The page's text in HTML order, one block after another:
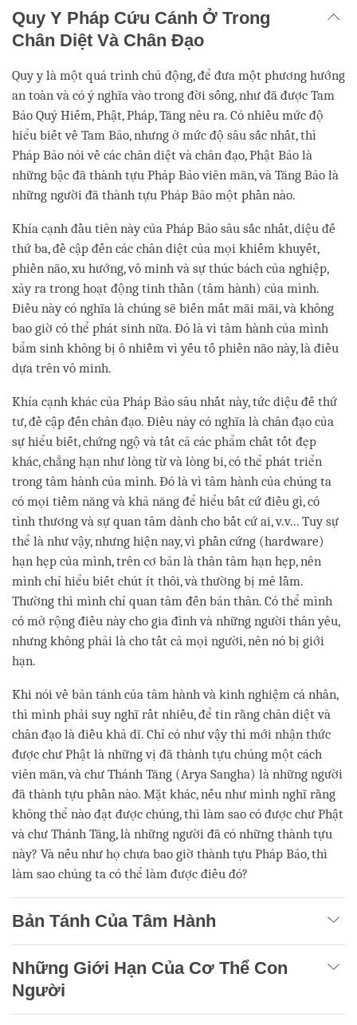
Quy Y Pháp Cứu Cánh Ở Trong
Chân Diệt Và Chân Đạo
Quy y là một quá trình chủ động, để đưa một phương hướng
an toàn và có ý nghĩa vào trong đời sống, như đã được Tam
Bảo Quý Hiếm, Phật, Pháp, Tăng nêu ra. Có nhiều mức độ
hiểu biết về Tam Bảo, nhưng ở mức độ sâu sắc nhất, thì
Pháp Bảo nói về các chân diệt và chân đạo, Phật Bảo là
những bậc đã thành tựu Pháp Bảo viên mãn, và Tăng Bảo là
những người đã thành tựu Pháp Bảo một phần nào.
Khía cạnh đầu tiên này của Pháp Bảo sâu sắc nhất, diệu đế
thứ ba, đề cập đến các chân diệt của mọi khiếm khuyết,
phiền não, xu hướng, vô minh và sự thúc bách của nghiệp,
xảy ra trong hoạt động tinh thần (tâm hành) của mình.
Điều này có nghĩa là chúng sẽ biến mất mãi mãi, và không
bao giờ có thể phát sinh nữa. Đó là vì tâm hành của mình
bẩm sinh không bị ô nhiễm vì yếu tố phiền não này, là điều
dựa trên vô minh.
Khía cạnh khác của Pháp Bảo sâu nhất này, tức diệu đế thứ
tư, đề cập đến chân đạo. Điều này có nghĩa là chân đạo của
sự hiểu biết, chứng ngộ và tất cả các phẩm chất tốt đẹp
khác, chẳng hạn như lòng từ và lòng bi, có thể phát triển
trong tâm hành của mình. Đó là vì tâm hành của chúng ta
có mọi tiềm năng và khả năng để hiểu bất cứ điều gì, có
tình thương và sự quan tâm dành cho bất cứ ai, v.v... Tuy sự
thể là như vậy, nhưng hiện nay, vì phần cứng (hardware)
hạn hẹp của mình, trên cơ bản là thân tâm hạn hẹp, nên
mình chỉ hiểu biết chút ít thôi, và thường bị mê lầm.
Thường thì mình chỉ quan tâm đến bản thân. Có thể mình
có mở rộng điều này cho gia đình và những người thân yêu,
nhưng không phải là cho tất cả mọi người, nên nó bị giới
hạn.
Khi nói về bản tánh của tâm hành và kinh nghiệm cá nhân,
thì mình phải suy nghĩ rất nhiều, để tin rằng chân diệt và
chân đạo là điều khả dĩ. Chỉ có như vậy thì mới nhận thức
được chư Phật là những vị đã thành tựu chúng một cách
viên mãn, và chư Thánh Tăng (Arya Sangha) là những người
đã thành tựu phần nào. Mặt khác, nếu như mình nghĩ rằng
không thể nào đạt được chúng, thì làm sao có được chư Phật
và chư Thánh Tăng, là những người đã có những thành tựu
này? Và nếu như họ chưa bao giờ thành tựu Pháp Bảo, thì
làm sao chúng ta có thể làm được điều đó?
Bản Tánh Của Tâm Hành
Những Giới Hạn Của Cơ Thể Con
Người